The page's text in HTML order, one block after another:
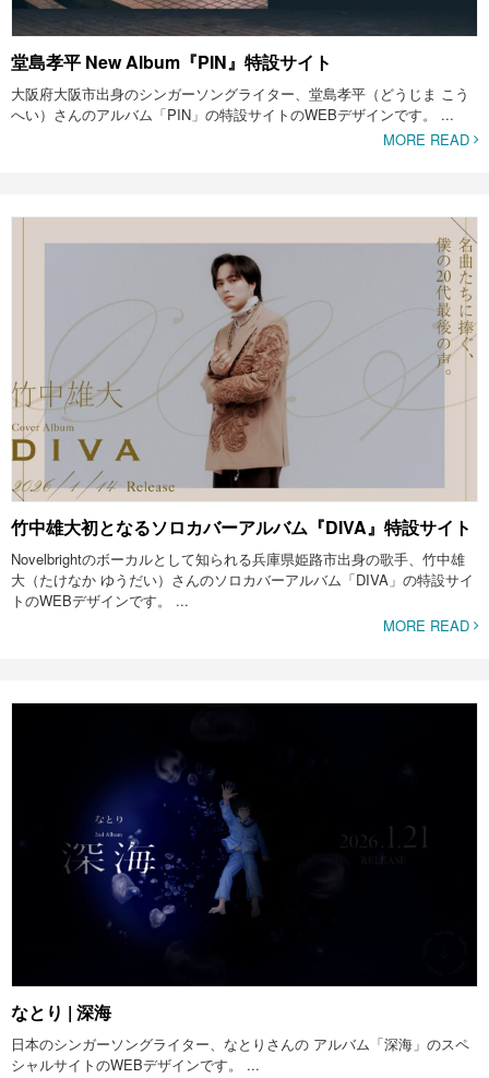
堂島孝平 New Album『PIN』特設サイト
大阪府大阪市出身のシンガーソングライター、堂島孝平（どうじま こう
へい）さんのアルバム「PIN」の特設サイトのWEBデザインです。 ...
MORE READ
竹中雄大初となるソロカバーアルバム『DIVA』特設サイト
Novelbrightのボーカルとして知られる兵庫県姫路市出身の歌手、竹中雄
大（たけなか ゆうだい）さんのソロカバーアルバム「DIVA」の特設サイ
トのWEBデザインです。 ...
MORE READ
なとり | 深海
日本のシンガーソングライター、なとりさんの アルバム「深海」のスペ
シャルサイトのWEBデザインです。 ...